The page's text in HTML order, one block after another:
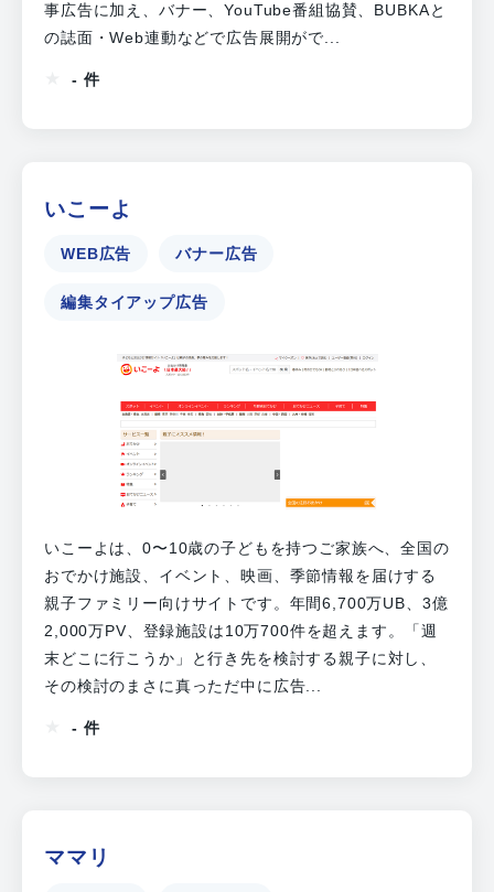
事広告に加え、バナー、YouTube番組協賛、BUBKAと
の誌面・Web連動などで広告展開がで...
- 件
いこーよ
WEB広告 バナー広告
編集タイアップ広告
いこーよは、0〜10歳の子どもを持つご家族へ、全国の
おでかけ施設、イベント、映画、季節情報を届けする
親子ファミリー向けサイトです。年間6,700万UB、3億
2,000万PV、登録施設は10万700件を超えます。「週
末どこに行こうか」と行き先を検討する親子に対し、
その検討のまさに真っただ中に広告...
- 件
ママリ